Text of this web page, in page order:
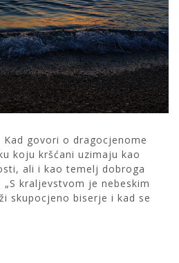
Kad govori o dragocjenome
koju kršćani uzimaju kao
ali i kao temelj dobroga
kraljevstvom je nebeskim
skupocjeno biserje i kad se